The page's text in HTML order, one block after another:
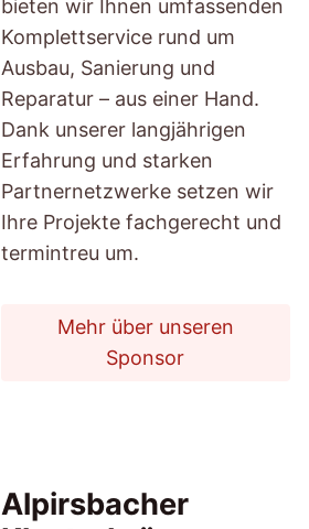
bieten wir Ihnen umfassenden
Komplettservice rund um
Ausbau, Sanierung und
Reparatur – aus einer Hand.
Dank unserer langjährigen
Erfahrung und starken
Partnernetzwerke setzen wir
Ihre Projekte fachgerecht und
termintreu um.
Mehr über unseren
Sponsor
Alpirsbacher